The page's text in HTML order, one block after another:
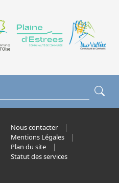
Nous contacter
Mentions Légales
Plan du site
Statut des services